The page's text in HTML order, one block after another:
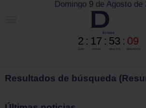
Domingo 9 de Agosto de
Resultados de búsqueda